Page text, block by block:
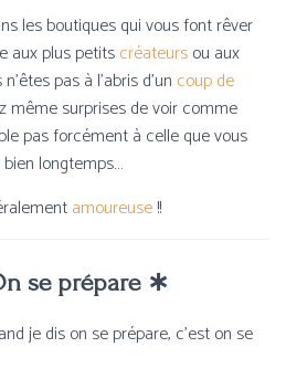
les boutiques qui vous font rêver
aux plus petitscréateursou aux
pas à l’abris d’un coup de
même surprises de voir comme
pas forcément à celle que vous
longtemps…
amoureuse!!
se prépare ∗
je dis on se prépare, c’est on se